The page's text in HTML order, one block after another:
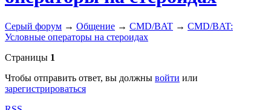
Серый форум → Общение → CMD/BAT → CMD/BAT:
Условные операторы на стероидах
Страницы 1
Чтобы отправить ответ, вы должны войти или
зарегистрироваться